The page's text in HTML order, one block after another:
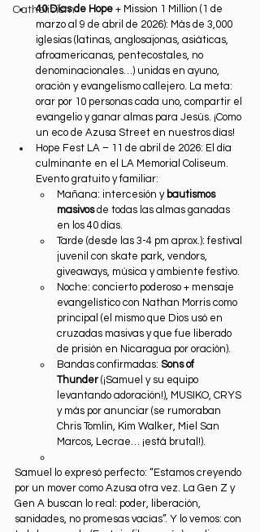
Catholicism
40 Días de Hope + Mission 1 Million (1 de
marzo al 9 de abril de 2026): Más de 3,000
iglesias (latinas, anglosajonas, asiáticas,
afroamericanas, pentecostales, no
denominacionales…) unidas en ayuno,
oración y evangelismo callejero. La meta:
orar por 10 personas cada uno, compartir el
evangelio y ganar almas para Jesús. ¡Como
un eco de Azusa Street en nuestros días!
Hope Fest LA – 11 de abril de 2026: El día
culminante en el LA Memorial Coliseum.
Evento gratuito y familiar:
Mañana: intercesión y bautismos
masivos de todas las almas ganadas
en los 40 días.
Tarde (desde las 3-4 pm aprox.): festival
juvenil con skate park, vendors,
giveaways, música y ambiente festivo.
Noche: concierto poderoso + mensaje
evangelístico con Nathan Morris como
principal (el mismo que Dios usó en
cruzadas masivas y que fue liberado
de prisión en Nicaragua por oración).
Bandas confirmadas: Sons of
Thunder (¡Samuel y su equipo
levantando adoración!), MUSIKO, CRYS
y más por anunciar (se rumoraban
Chris Tomlin, Kim Walker, Miel San
Marcos, Lecrae… ¡está brutal!).
Samuel lo expresó perfecto: “Estamos creyendo
por un mover como Azusa otra vez. La Gen Z y
Gen A buscan lo real: poder, liberación,
sanidades, no promesas vacías”. Y lo vemos: con